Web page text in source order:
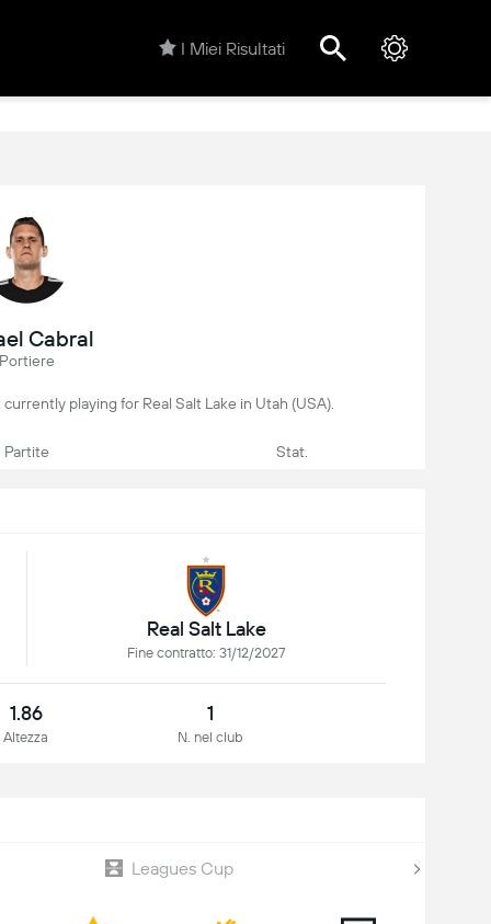
I Miei Risultati
Cabral
Portiere
playing for Real Salt Lake in Utah (USA).
Partite Stat.
Real Salt Lake
Fine contratto: 31/12/2027
1.86
Altezza
1
N. nel club
Leagues Cup